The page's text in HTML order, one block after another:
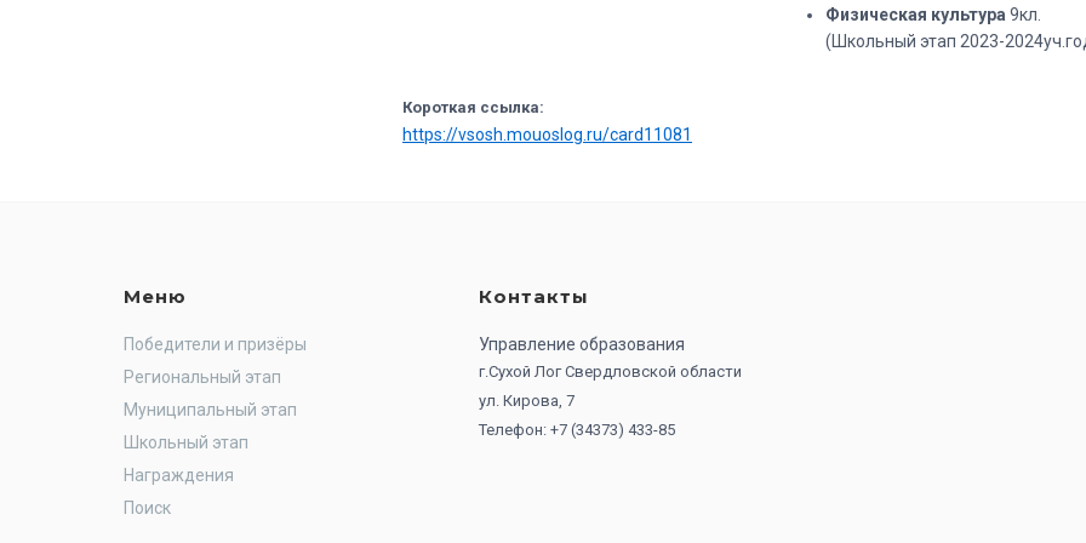
Физическая культура 9кл.
(Школьный этап 2023-
Короткая ссылка:
https://vsosh.mouoslog.ru/card11081
Меню
Победители и призёры
Региональный этап
Муниципальный этап
Школьный этап
Награждения
Поиск
Контакты
Управление образования
г.Сухой Лог Свердловской области
ул. Кирова, 7
Телефон: +7 (34373) 433-85